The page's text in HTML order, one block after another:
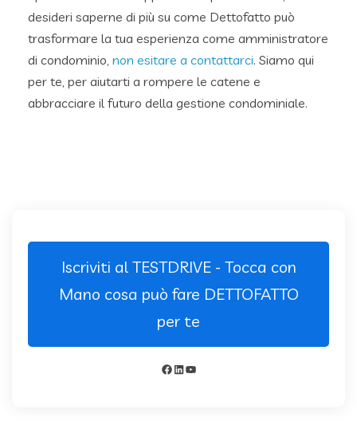
desideri saperne di più su come Dettofatto può
trasformare la tua esperienza come amministratore
di condominio, non esitare a contattarci. Siamo qui
per te, per aiutarti a rompere le catene e
abbracciare il futuro della gestione condominiale.
Iscriviti al TESTDRIVE - Tocca con
Mano cosa può fare DETTOFATTO
per te
Facebook
LinkedIn
YouTube